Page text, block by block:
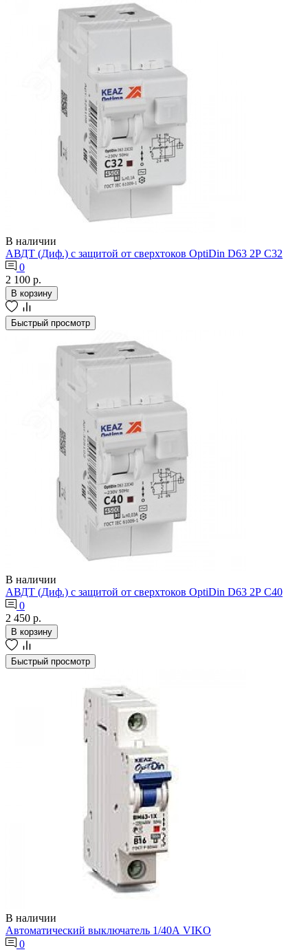
В наличии
АВДТ (Диф.) с защитой от сверхтоков OptiDin D63 2Р С32
0
2 100 р.
В корзину
Быстрый просмотр
В наличии
АВДТ (Диф.) с защитой от сверхтоков OptiDin D63 2Р С40
0
2 450 р.
В корзину
Быстрый просмотр
В наличии
Автоматический выключатель 1/40А VIKO
0